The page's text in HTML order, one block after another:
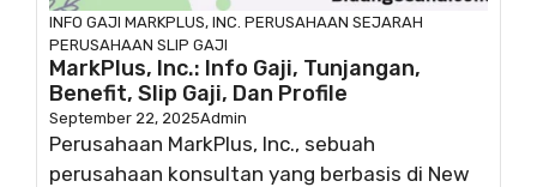
INFO GAJI MARKPLUS, INC. PERUSAHAAN SEJARAH
PERUSAHAAN SLIP GAJI
MarkPlus, Inc.: Info Gaji, Tunjangan,
Benefit, Slip Gaji, Dan Profile
September 22, 2025Admin
Perusahaan MarkPlus, Inc., sebuah
perusahaan konsultan yang berbasis di New